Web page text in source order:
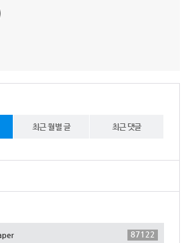
최근 월별 글 최근 댓글
87122